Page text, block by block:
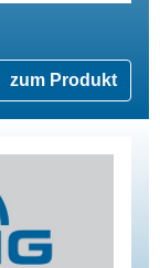
zum Produkt